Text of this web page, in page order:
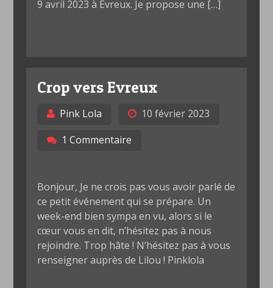
9 avril 2023 à Evreux. Je propose une […]
Crop vers Evreux
Pink Lola
10 février 2023
1 Commentaire
Bonjour, Je ne crois pas vous avoir parlé de
ce petit événement qui se prépare. Un
week-end bien sympa en vu, alors si le
cœur vous en dit, n’hésitez pas à nous
rejoindre. Trop hâte ! N’hésitez pas à vous
renseigner auprès de Lilou ! Pinklola